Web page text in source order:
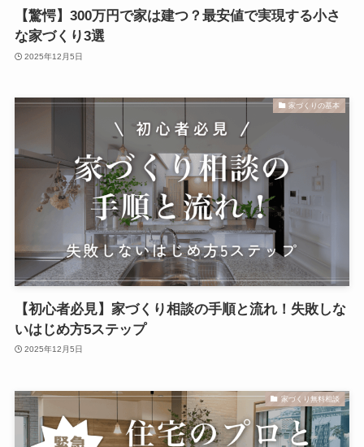
【驚愕】300万円で家は建つ？最安値で実現する小さ
な家づくり3選
2025年12月5日
家づくりの基本
【初心者必見】家づくり相談の手順と流れ！失敗しな
いはじめ方5ステップ
2025年12月5日
家づくり無料相談